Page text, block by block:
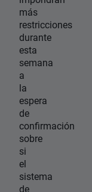
más
restricciones
durante
esta
semana
a
la
espera
de
confirmación
sobre
si
el
sistema
de